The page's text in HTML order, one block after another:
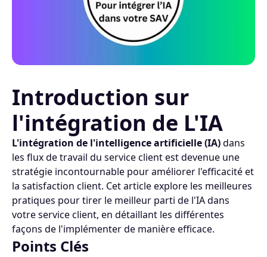
Introduction sur
l'intégration de L'IA
L'intégration de l'intelligence artificielle (IA)dans
les flux de travail du service client est devenue une
stratégie incontournable pour améliorer l'efficacité et
la satisfaction client. Cet article explore les meilleures
pratiques pour tirer le meilleur parti de l'IA dans
votre service client, en détaillant les différentes
façons de l'implémenter de manière efficace.
Points Clés